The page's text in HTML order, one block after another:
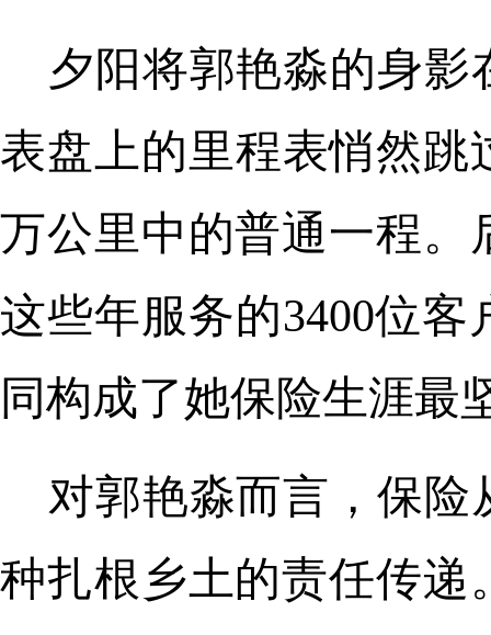
夕阳将郭艳淼的身
表盘上的里程表悄然
万公里中的普通一程。
这些年服务的3400位
同构成了她保险生涯最
对郭艳淼而言，保
种扎根乡土的责任传递